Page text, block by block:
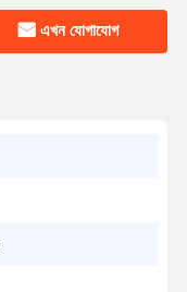
এখন যোগাযোগ